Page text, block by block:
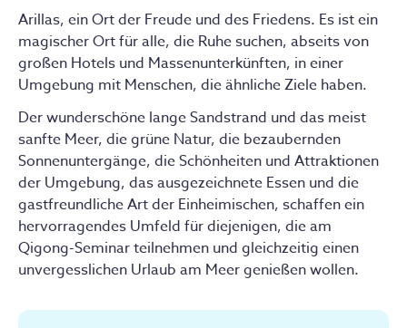
AM MORGEN üben wir unsere Qigong Übungen SHI BA
SHI im Stillen direkt am Meer.
So können wir den beginnenden Tag genießen,
begleitet vom sanften Rauschen der Wellen.
NACH DEM FRÜHSTÜCK gehen wir zu unserem
Übungsplatz im Schatten von alten Olivenbäumen.
Hier erfährst du auch Hintergrundwissen, dass dir nur
selten in Qigong Kursen vermittelt wird, das aber so
wichtig ist, um Zugang zu dem alten Wissen und um
Heilung und Transformation zu bekommen.
AM NACHMITTAG bleibt dir viel Zeit zum Baden im
Meer (FKK möglich), sowie für kleine Wanderungen
oder einen Cappuccino in einem der Strandcafés und
Einzelzimmer im Hotel
Buchbar für 1 Person
Alle angebotenen Zimmer verfügen über ein
Doppelbett, eine Dusche/WC und eine Terasse oder
einen Balkon mit Blick zum großen Pool und in die
Natur.
Jetzt buchen
Arillas, ein Ort der Freude und des Friedens. Es ist ein
magischer Ort für alle, die Ruhe suchen, abseits von
großen Hotels und Massenunterkünften, in einer
Umgebung mit Menschen, die ähnliche Ziele haben.
Der wunderschöne lange Sandstrand und das meist
sanfte Meer, die grüne Natur, die bezaubernden
Sonnenuntergänge, die Schönheiten und Attraktionen
der Umgebung, das ausgezeichnete Essen und die
gastfreundliche Art der Einheimischen, schaffen ein
hervorragendes Umfeld für diejenigen, die am
Qigong-Seminar teilnehmen und gleichzeitig einen
unvergesslichen Urlaub am Meer genießen wollen.